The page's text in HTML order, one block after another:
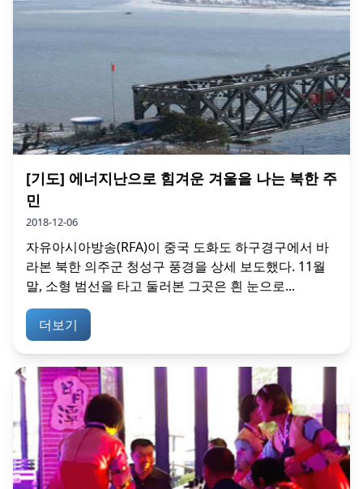
[기도] 에너지난으로 힘겨운 겨울을 나는 북한 주
민
2018-12-06
자유아시아방송(RFA)이 중국 도화도 하구경구에서 바
라본 북한 의주군 청성구 풍경을 상세 보도했다. 11월
말, 소형 범선을 타고 둘러본 그곳은 흰 눈으로...
더보기